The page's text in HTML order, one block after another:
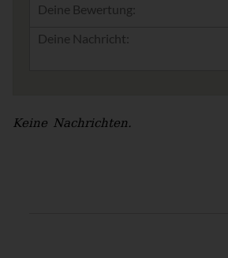
Deine Bewertung:
Keine Nachrichten.